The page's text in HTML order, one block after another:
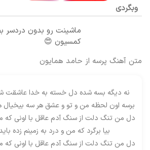
وبگردی
ماشینت رو بدون دردسر
کمسیون 😍
متن آهنگ پرسه از حامد همایون
نه دیگه بسه شده دل خسته به خدا عاشقت
برسه اون لحظه من و تو و عشق هر سه بیخیال
دل من تنگ دلت از سنگ آدم عاقل با اونی که
بیا برگرد که من و درد به زمینم زده
دل من تنگ دلت از سنگ آدم عاقل با اونی که